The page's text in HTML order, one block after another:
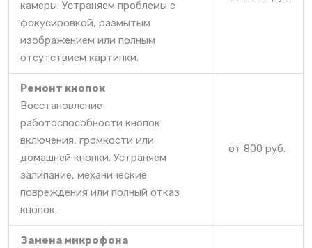
камеры. Устраняем проблемы с
фокусировкой, размытым
изображением или полным
отсутствием картинки.
Ремонт кнопок
Восстановление
работоспособности кнопок
включения, громкости или
домашней кнопки. Устраняем
залипание, механические
повреждения или полный отказ
кнопок.
от 800 руб.
Замена микрофона